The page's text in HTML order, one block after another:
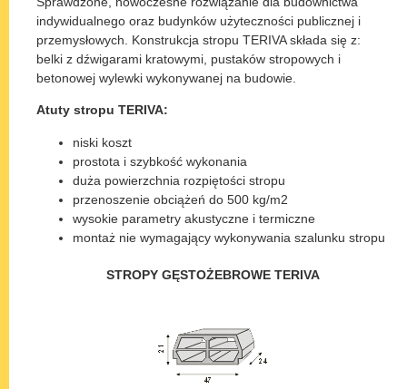
indywidualnego oraz budynków użyteczności publicznej i
przemysłowych. Konstrukcja stropu TERIVA składa się z:
belki z dźwigarami kratowymi, pustaków stropowych i
betonowej wylewki wykonywanej na budowie.
Atuty stropu TERIVA:
niski koszt
prostota i szybkość wykonania
duża powierzchnia rozpiętości stropu
przenoszenie obciążeń do 500 kg/m2
wysokie parametry akustyczne i termiczne
montaż nie wymagający wykonywania szalunku stropu
STROPY GĘSTOŻEBROWE TERIVA